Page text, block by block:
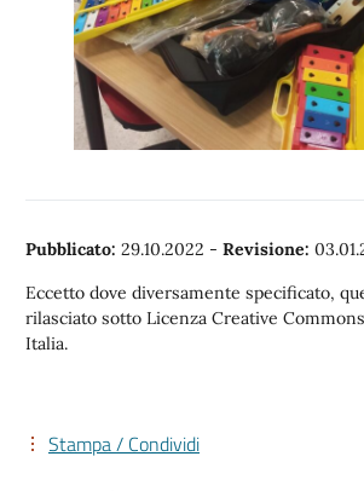
Pubblicato: 29.10.2022 - Revisione:
Eccetto dove diversamente specificato,
rilasciato sotto Licenza Creative
Italia.
Stampa / Condividi